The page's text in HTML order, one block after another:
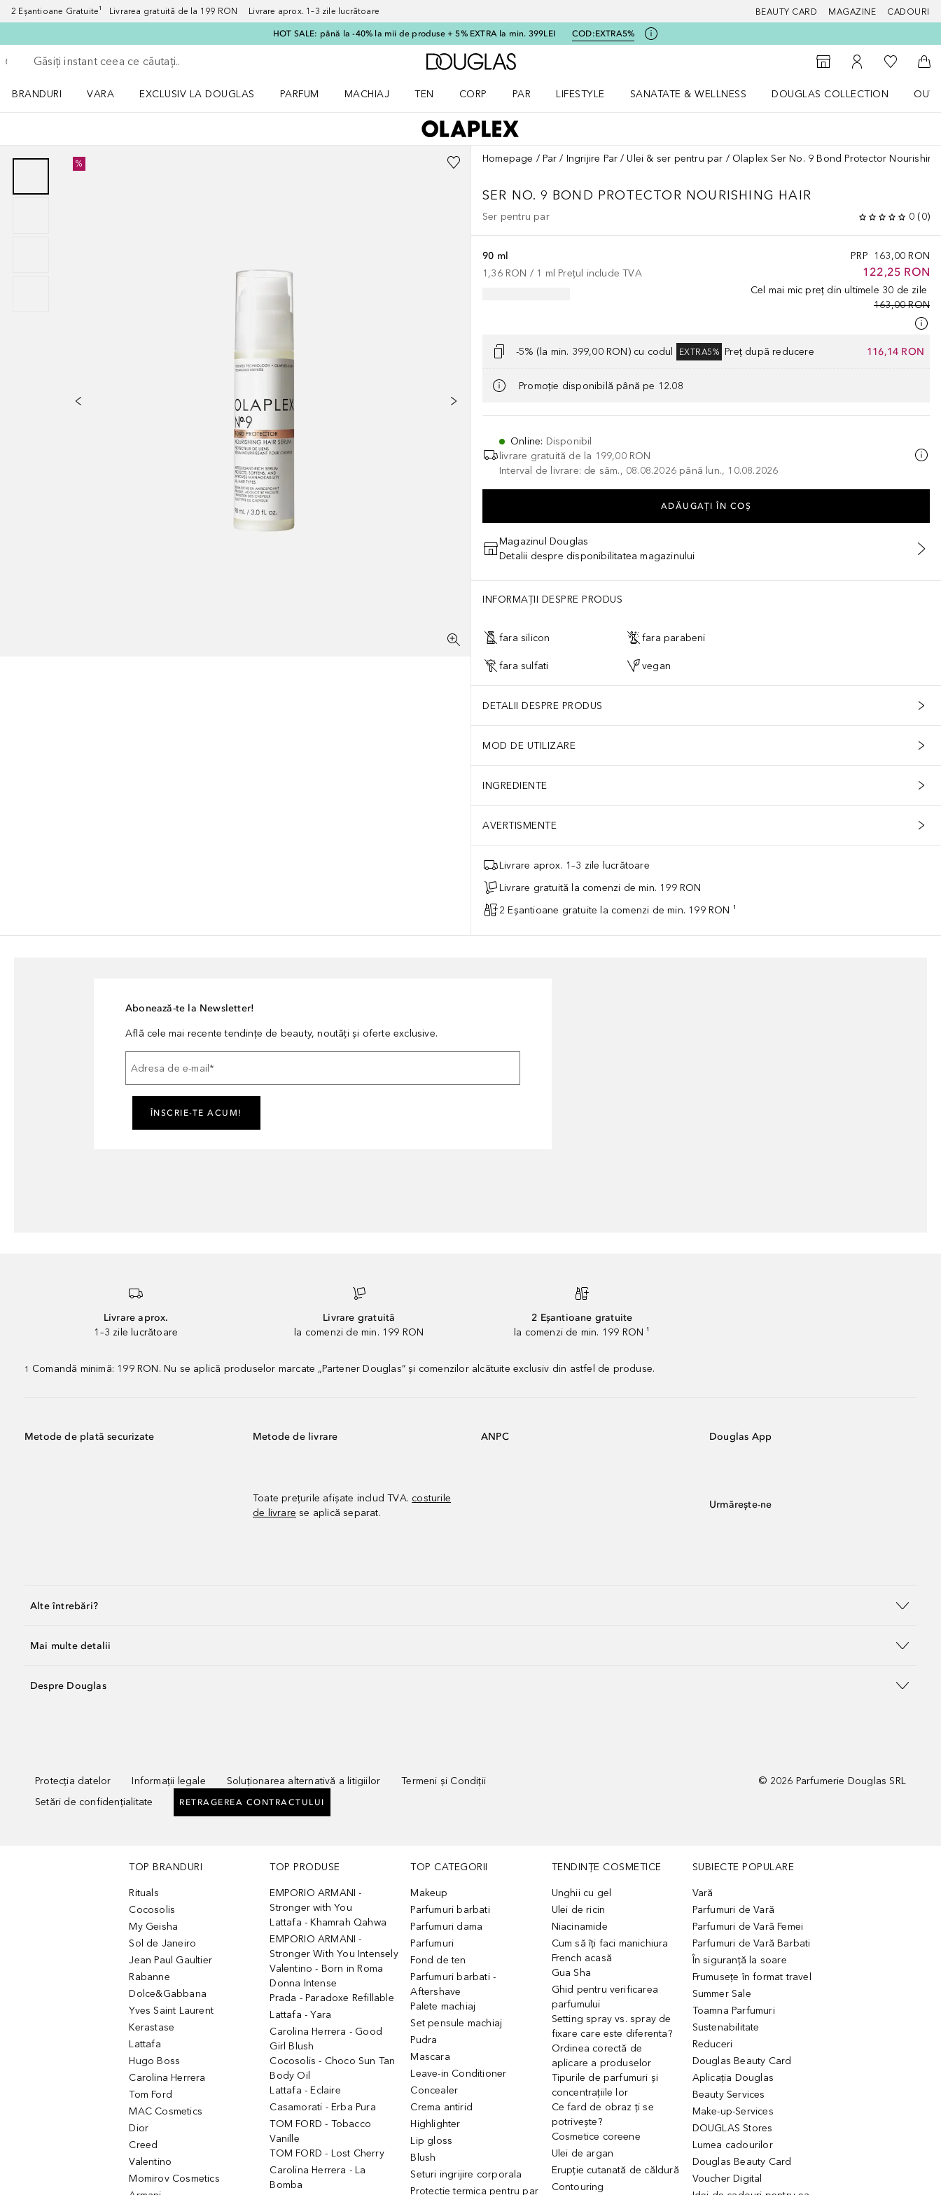
2 Eșantioane Gratuite¹ Livrarea gratuită de la 199 RON Livrare aprox. 1–3 zile lucrătoare BEAUTY CARD MAGAZINE CADOURI
HOT SALE: până la -40% la mii de produse + 5% EXTRA la min. 399LEI COD:EXTRA5%
Înapoi
Executați căutarea
Către pagina principală Douglas
Către Găsire magazin
Către Contul meu
Către
BRANDURI
VARA
EXCLUSIV LA DOUGLAS
PARFUM
MACHIAJ
TEN
CORP
PAR
LIFESTYLE
SANATATE & WELLNESS
DOUGLAS COLLECTION
% Homepage Par Ingrijire Par Ulei & ser pentru par Olaplex Ser No. 9 Bond Protector
SER NO. 9 BOND PROTECTOR NOURISHING HAIR
Ser pentru par 0 (0)
PRP 163,00 RON
122,25 RON
Cel mai mic preț din ultimele 30 de zile
163,00 RON
90 ml
1,36 RON / 1 ml Prețul include TVA
-5% (la min. 399,00 RON) cu codul EXTRA5% Preț după reducere 116,14 RON
Promoție disponibilă până pe 12.08
Online: Disponibil
livrare gratuită de la 199,00 RON
Interval de livrare: de sâm., 08.08.2026 până lun., 10.08.2026
ADĂUGAȚI ÎN COŞ
Magazinul Douglas
Detalii despre disponibilitatea magazinului
INFORMAȚII DESPRE PRODUS
fara silicon fara parabeni
fara sulfati vegan
DETALII DESPRE PRODUS
MOD DE UTILIZARE
INGREDIENTE
AVERTISMENTE
Livrare aprox. 1–3 zile lucrătoare
Livrare gratuită la comenzi de min. 199 RON
2 Eșantioane gratuite la comenzi de min. 199 RON ¹
Abonează-te la Newsletter!
Află cele mai recente tendințe de beauty, noutăți și oferte exclusive.
Adresa de e-mail *
ÎNSCRIE-TE ACUM!
Livrare aprox.
1–3 zile lucrătoare
Livrare gratuită
la comenzi de min. 199 RON
2 Eșantioane gratuite
la comenzi de min. 199 RON ¹
1 Comandă minimă: 199 RON. Nu se aplică produselor marcate „Partener Douglas” și comenzilor alcătuite exclusiv din astfel de produse.
Metode de plată securizate Metode de livrare
Toate prețurile afișate includ TVA. costurile
de livrare se aplică separat.
ANPC Douglas App
Urmărește-ne
Alte întrebări?
Mai multe detalii
Despre Douglas
Protecția datelor Informații legale Soluționarea alternativă a litigiilor
Termeni și Condiții
Setări de confidențialitate
RETRAGEREA CONTRACTULUI
© 2026 Parfumerie Douglas SRL
TOP BRANDURI
Rituals
Cocosolis
My Geisha
Sol de Janeiro
Jean Paul Gaultier
Rabanne
Dolce&Gabbana
Yves Saint Laurent
Kerastase
Lattafa
Hugo Boss
Carolina Herrera
Tom Ford
MAC Cosmetics
Dior
Creed
Valentino
Momirov Cosmetics
TOP PRODUSE
EMPORIO ARMANI -
Stronger with You
Lattafa - Khamrah Qahwa
EMPORIO ARMANI -
Stronger With You Intensely
Valentino - Born in Roma
Donna Intense
Prada - Paradoxe Refillable
Lattafa - Yara
Carolina Herrera - Good
Girl Blush
Cocosolis - Choco Sun Tan
Body Oil
Lattafa - Eclaire
Casamorati - Erba Pura
TOM FORD - Tobacco
Vanille
TOM FORD - Lost Cherry
Carolina Herrera - La
Bomba
TOP CATEGORII
Makeup
Parfumuri barbati
Parfumuri dama
Parfumuri
Fond de ten
Parfumuri barbati -
Aftershave
Palete machiaj
Set pensule machiaj
Pudra
Mascara
Leave-in Conditioner
Concealer
Crema antirid
Highlighter
Lip gloss
Blush
Seturi ingrijire corporala
Protectie termica pentru par
TENDINȚE COSMETICE
Unghii cu gel
Ulei de ricin
Niacinamide
Cum să îți faci manichiura
French acasă
Gua Sha
Ghid pentru verificarea
parfumului
Setting spray vs. spray de
fixare care este diferenta?
Ordinea corectă de
aplicare a produselor
Tipurile de parfumuri și
concentrațiile lor
Ce fard de obraz ți se
potrivește?
Cosmetice coreene
Ulei de argan
Erupție cutanată de căldură
Contouring
SUBIECTE POPULARE
Vară
Parfumuri de Vară
Parfumuri de Vară Femei
Parfumuri de Vară Barbati
În siguranță la soare
Frumusețe în format travel
Summer Sale
Toamna Parfumuri
Sustenabilitate
Reduceri
Douglas Beauty Card
Aplicația Douglas
Beauty Services
Make-up-Services
DOUGLAS Stores
Lumea cadourilor
Douglas Beauty Card
Voucher Digital